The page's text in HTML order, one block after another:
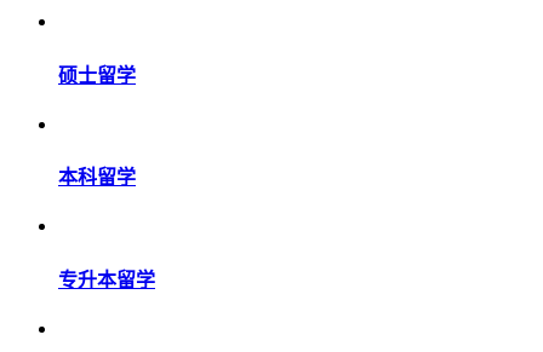
硕士留学
本科留学
专升本留学